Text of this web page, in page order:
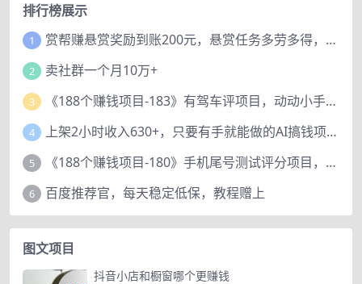
排行榜展示
1 赏帮赚悬赏奖励到账200元，悬赏任务多劳多得，人人可做。
2 卖社群一个月10万+
3 《188个赚钱项目-183》有驾车评项目，动动小手，复制粘贴赚44元！
4 上架2小时收入630+，只要有手就能做的AI搞钱项目，奶奶看完都能学会!
5 《188个赚钱项目-180》手机尾号测试评分项目，短视频直播日赚200+
6 百度推荐官，每天稳定低保，教程赠上
图文项目
抖音小店和橱窗哪个更赚钱